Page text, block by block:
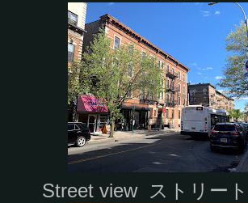
Street view ストリー